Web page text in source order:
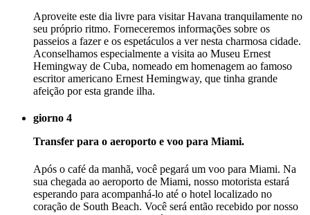
Aproveite este dia livre para visitar Havana tranquilamente no
seu próprio ritmo. Forneceremos informações sobre os
passeios a fazer e os espetáculos a ver nesta charmosa cidade.
Aconselhamos especialmente a visita ao Museu Ernest
Hemingway de Cuba, nomeado em homenagem ao famoso
escritor americano Ernest Hemingway, que tinha grande
afeição por esta grande ilha.
giorno 4
Transfer para o aeroporto e voo para Miami.
Após o café da manhã, você pegará um voo para Miami. Na
sua chegada ao aeroporto de Miami, nosso motorista estará
esperando para acompanhá-lo até o hotel localizado no
coração de South Beach. Você será então recebido por nosso